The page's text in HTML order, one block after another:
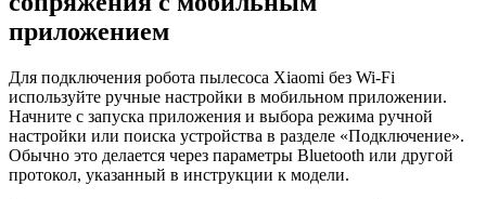
приложением
Для подключения робота пылесоса Xiaomi без Wi-Fi
используйте ручные настройки в мобильном приложении.
Начните с запуска приложения и выбора режима ручной
настройки или поиска устройства в разделе «Подключение».
Обычно это делается через параметры Bluetooth или другой
протокол, указанный в инструкции к модели.